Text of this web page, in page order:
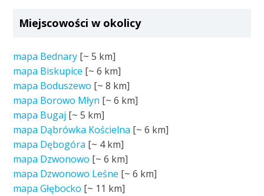
Miejscowości w okolicy
mapa Bednary [~5 km]
mapa Biskupice [~6 km]
mapa Boduszewo [~8 km]
mapa Borowo Młyn [~6 km]
mapa Bugaj [~5 km]
mapa Dąbrówka Kościelna [~6 km]
mapa Dębogóra [~ 4 km]
mapa Dzwonowo [~6 km]
mapa Dzwonowo Leśne [~6 km]
mapa Głębocko [~ 11 km]